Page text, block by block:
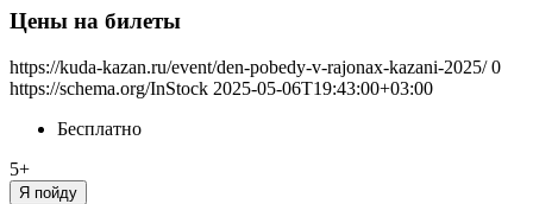
Цены на билеты
https://kuda-kazan.ru/event/den-pobedy-v-rajonax-kazani-2025/ 0
https://schema.org/InStock 2025-05-06T19:43:00+03:00
Бесплатно
5+
Я пойду